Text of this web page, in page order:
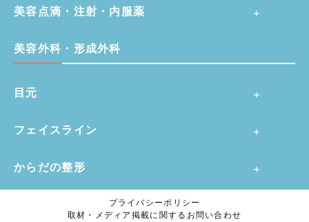
美容点滴・注射・内服薬
美容外科・形成外科
目元
フェイスライン
からだの整形
プライバシーポリシー
取材・メディア掲載に関するお問い合わせ